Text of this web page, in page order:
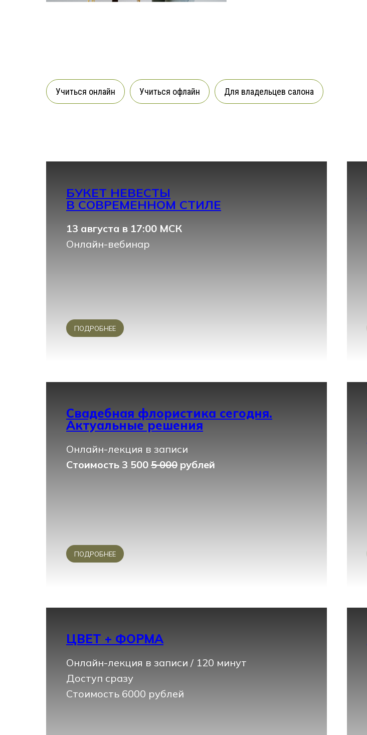
Учиться онлайн Учиться офлайн Для владельцев салона
БУКЕТ НЕВЕСТЫ
В СОВРЕМЕННОМ СТИЛЕ
13 августа в 17:00 МСК
Онлайн-вебинар
ПОДРОБНЕЕ
Свадебная флористика сегодня.
Актуальные решения
Онлайн-лекция в записи
Стоимость 3 500 5 000 рублей
ПОДРОБНЕЕ
ЦВЕТ + ФОРМА
Онлайн-лекция в записи / 120 минут
Доступ сразу
Стоимость 6000 рублей